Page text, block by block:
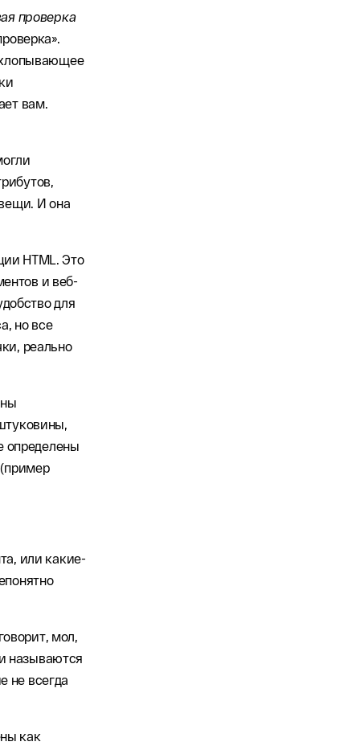
проверка
вам.
И она
HTML. Это
и веб-
для
но все
реально
определены
или какие-
мол,
называются
не всегда
как